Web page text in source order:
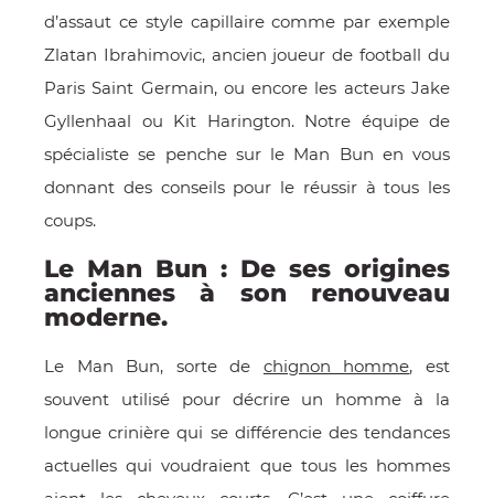
d’assaut ce style capillaire comme par exemple
Zlatan Ibrahimovic, ancien joueur de football du
Paris Saint Germain, ou encore les acteurs Jake
Gyllenhaal ou Kit Harington. Notre équipe de
spécialiste se penche sur le Man Bun en vous
donnant des conseils pour le réussir à tous les
coups.
Le Man Bun : De ses origines
anciennes à son renouveau
moderne.
Le Man Bun, sorte de chignon homme, est
souvent utilisé pour décrire un homme à la
longue crinière qui se différencie des tendances
actuelles qui voudraient que tous les hommes